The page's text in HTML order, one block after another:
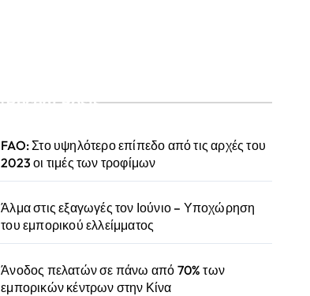
Recent Posts
FAO: Στο υψηλότερο επίπεδο από τις αρχές του
2023 οι τιμές των τροφίμων
Άλμα στις εξαγωγές τον Ιούνιο – Υποχώρηση
του εμπορικού ελλείμματος
Άνοδος πελατών σε πάνω από 70% των
εμπορικών κέντρων στην Κίνα